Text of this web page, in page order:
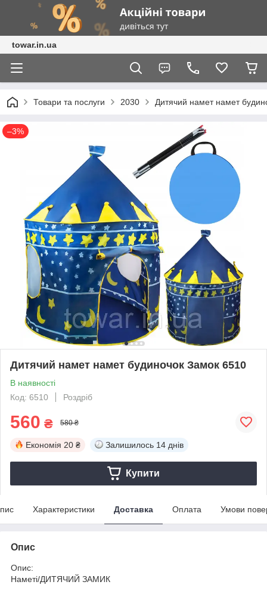
towar.in.ua
Товари та послуги 2030 Дитячий намет намет
–3%
Дитячий намет намет будиночок Замок 6510
В наявності
Код: 6510
Роздріб
560 ₴ 580 ₴
Економія 20 ₴ Залишилось 14 днів
Купити
Характеристики Доставка Оплата Умови
Опис
Опис:
Наметі/ДИТЯЧИЙ ЗАМИК